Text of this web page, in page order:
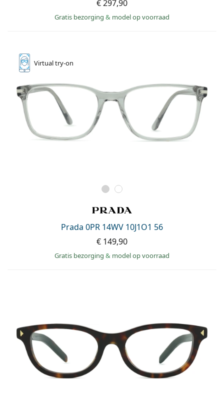
Alle merken
€ 297,90
Gratis bezorging & model op voorraad
Virtualtry-on
Prada 0PR 14WV 10J1O1 56
€ 149,90
Gratis bezorging & model op voorraad